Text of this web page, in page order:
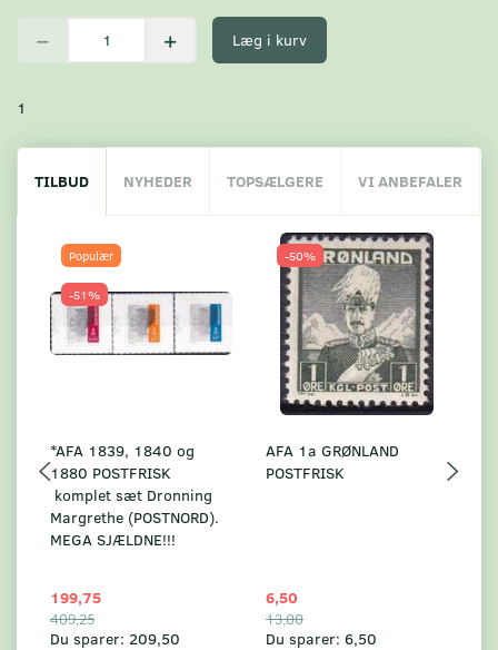
Læg i kurv
1
TILBUD NYHEDER TOPSÆLGERE VI ANBEFALER
Populær
-51%
*AFA 1839, 1840 og
1880 POSTFRISK
komplet sæt Dronning
Margrethe (POSTNORD).
MEGA SJÆLDNE!!!
199,75
409,25
Du sparer: 209,50
-50%
AFA 1a GRØNLAND
POSTFRISK
6,50
13,00
Du sparer: 6,50